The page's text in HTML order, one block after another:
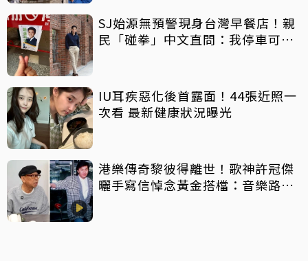
SJ始源無預警現身台灣早餐店！親
民「碰拳」中文直問：我停車可以
IU耳疾惡化後首露面！44張近照一
次看 最新健康狀況曝光
港樂傳奇黎彼得離世！歌神許冠傑
曬手寫信悼念黃金搭檔：音樂路上